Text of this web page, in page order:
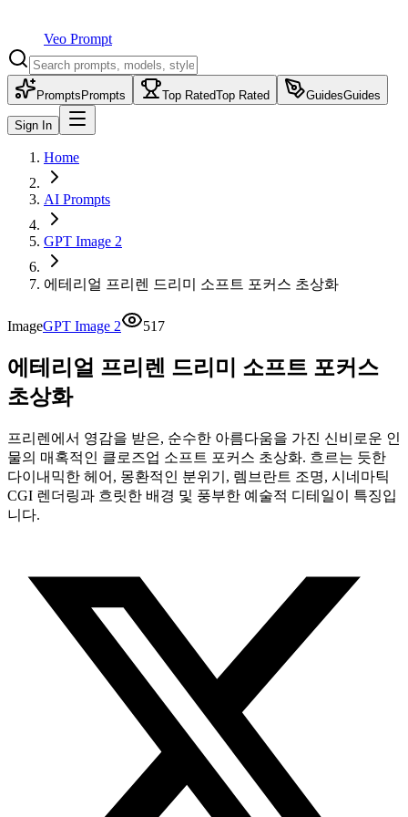
Veo Prompt
Prompts Prompts Top RatedTop Rated GuidesGuides
Sign In
Home
AI Prompts
GPT Image 2
에테리얼 프리렌 드리미 소프트 포커스 초상화
ImageGPT Image 2 517
에테리얼 프리렌 드리미 소프트 포커스
초상화
프리렌에서 영감을 받은, 순수한 아름다움을 가진 신비로운 인
물의 매혹적인 클로즈업 소프트 포커스 초상화. 흐르는 듯한
다이내믹한 헤어, 몽환적인 분위기, 렘브란트 조명, 시네마틱
CGI 렌더링과 흐릿한 배경 및 풍부한 예술적 디테일이 특징입
니다.